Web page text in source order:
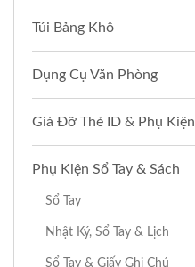
Túi Bảng Khô
Dụng Cụ Văn Phòng
Giá Đỡ Thẻ ID & Phụ Kiện
Phụ Kiện Sổ Tay & Sách
Sổ Tay
Nhật Ký, Sổ Tay & Lịch
Sổ Tay & Giấy Ghi Chú